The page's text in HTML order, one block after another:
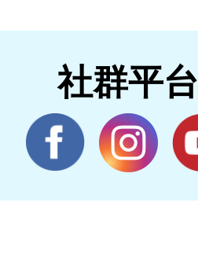
社群平台